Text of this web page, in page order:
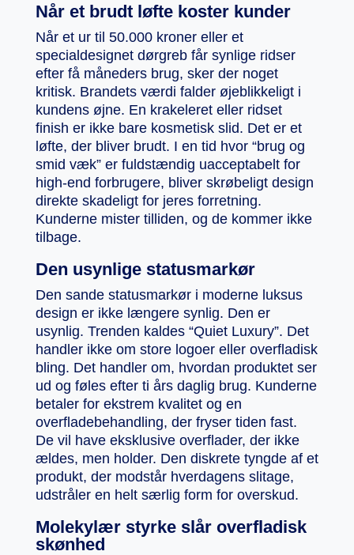
Når et brudt løfte koster kunder
Når et ur til 50.000 kroner eller et
specialdesignet dørgreb får synlige ridser
efter få måneders brug, sker der noget
kritisk. Brandets værdi falder øjeblikkeligt i
kundens øjne. En krakeleret eller ridset
finish er ikke bare kosmetisk slid. Det er et
løfte, der bliver brudt. I en tid hvor “brug og
smid væk” er fuldstændig uacceptabelt for
high-end forbrugere, bliver skrøbeligt design
direkte skadeligt for jeres forretning.
Kunderne mister tilliden, og de kommer ikke
tilbage.
Den usynlige statusmarkør
Den sande statusmarkør i moderne luksus
design er ikke længere synlig. Den er
usynlig. Trenden kaldes “Quiet Luxury”. Det
handler ikke om store logoer eller overfladisk
bling. Det handler om, hvordan produktet ser
ud og føles efter ti års daglig brug. Kunderne
betaler for ekstrem kvalitet og en
overfladebehandling, der fryser tiden fast.
De vil have eksklusive overflader, der ikke
ældes, men holder. Den diskrete tyngde af et
produkt, der modstår hverdagens slitage,
udstråler en helt særlig form for overskud.
Molekylær styrke slår overfladisk
skønhed